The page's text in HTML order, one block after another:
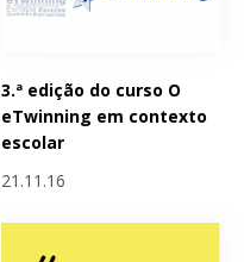
3.ª edição do curso O
eTwinning em contexto
escolar
21.11.16